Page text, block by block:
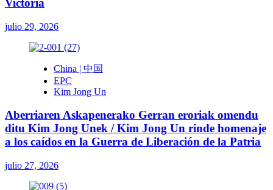
Victoria
julio 29, 2026
China | 中国
EPC
Kim Jong Un
Aberriaren Askapenerako Gerran eroriak omendu
ditu Kim Jong Unek / Kim Jong Un rinde homenaje
a los caídos en la Guerra de Liberación de la Patria
julio 27, 2026